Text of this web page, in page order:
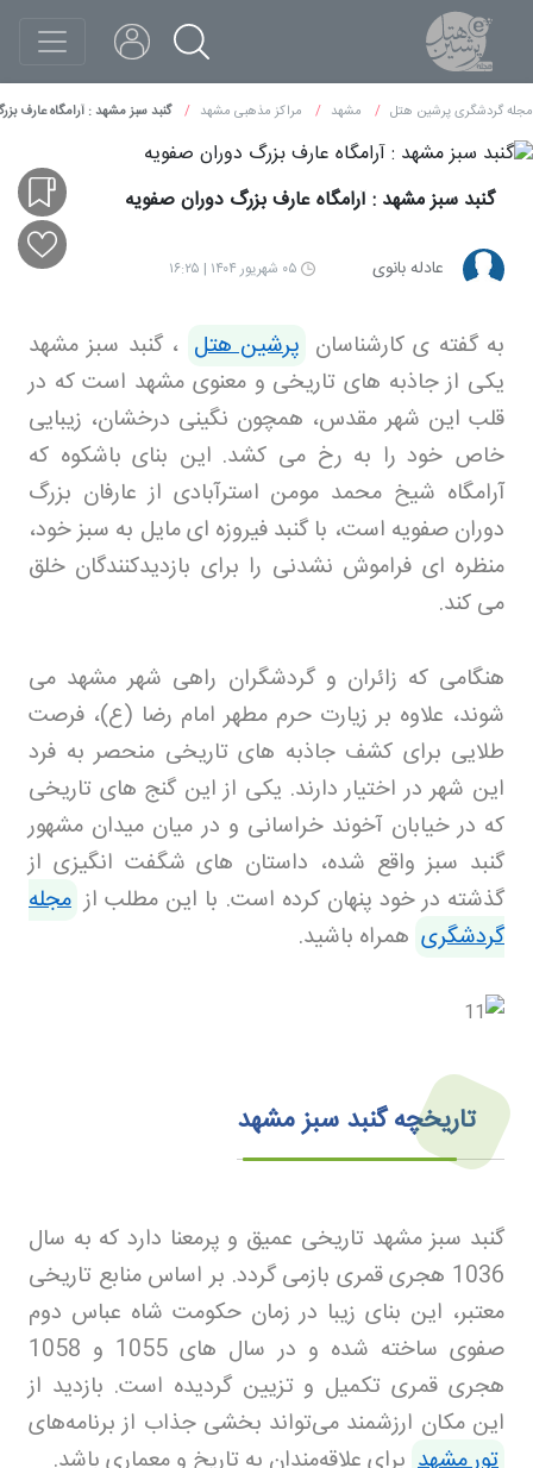
مجله گردشگری پرشین هتل مشهد مراکز مذهبی مشهد گنبد سبز مشهد : آرامگاه عارف
گنبد سبز مشهد : آرامگاه عارف بزرگ دوران صفویه
عادله بانوی ۰۵ شهریور ۱۴۰۴ | ۱۶:۲۵
به گفته ی کارشناسان پرشین هتل ، گنبد سبز مشهد
یکی از جاذبه های تاریخی و معنوی مشهد است که در
قلب این شهر مقدس، همچون نگینی درخشان، زیبایی
خاص خود را به رخ می کشد. این بنای باشکوه که
آرامگاه شیخ محمد مومن استرآبادی از عارفان بزرگ
دوران صفویه است، با گنبد فیروزه ای مایل به سبز خود،
منظره ای فراموش نشدنی را برای بازدیدکنندگان خلق
می کند.
هنگامی که زائران و گردشگران راهی شهر مشهد می
شوند، علاوه بر زیارت حرم مطهر امام رضا (ع)، فرصت
طلایی برای کشف جاذبه های تاریخی منحصر به فرد
این شهر در اختیار دارند. یکی از این گنج های تاریخی
که در خیابان آخوند خراسانی و در میان میدان مشهور
گنبد سبز واقع شده، داستان های شگفت انگیزی از
گذشته در خود پنهان کرده است. با این مطلب از مجله
گردشگری همراه باشید.
تاریخچه گنبد سبز مشهد
گنبد سبز مشهد تاریخی عمیق و پرمعنا دارد که به سال
1036 هجری قمری بازمی گردد. بر اساس منابع تاریخی
معتبر، این بنای زیبا در زمان حکومت شاه عباس دوم
صفوی ساخته شده و در سال های 1055 و 1058
هجری قمری تکمیل و تزیین گردیده است. بازدید از
این مکان ارزشمند می‌تواند بخشی جذاب از برنامه‌های
تور مشهد برای علاقه‌مندان به تاریخ و معماری باشد.